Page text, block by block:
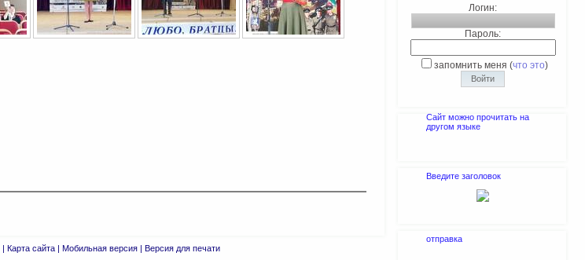
| Карта сайта | Мобильная версия | Версия для печати
Логин:
Пароль:
запомнить меня (что это)
Сайт можно прочитать на
другом языке
Введите заголовок
отправка